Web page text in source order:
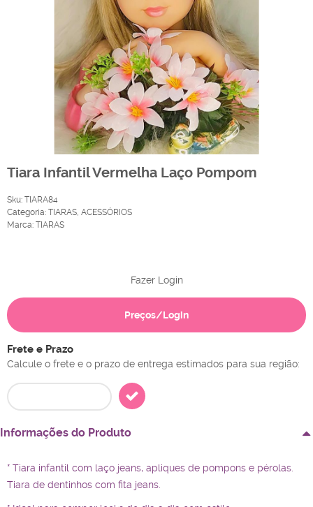
Tiara Infantil Vermelha Laço Pompom
Sku: TIARA84
Categoria: TIARAS, ACESSÓRIOS
Marca: TIARAS
Fazer Login
Preços/Login
Frete e Prazo
Calcule o frete e o prazo de entrega estimados para sua região:
Informações do Produto
* Tiara infantil com laço jeans, apliques de pompons e pérolas.
Tiara de dentinhos com fita jeans.